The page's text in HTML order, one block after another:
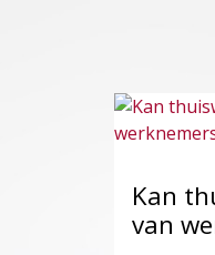
Kan
van